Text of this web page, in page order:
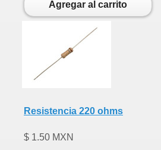
Agregar al carrito
Resistencia 220 ohms
$ 1.50 MXN